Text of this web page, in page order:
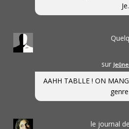
sur
AAHH TABLLE ! ON
le journal